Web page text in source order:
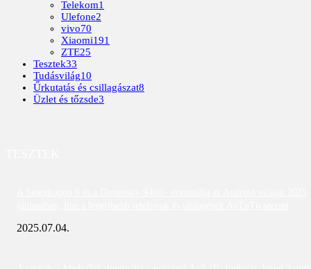
Telekom1
Ulefone2
vivo70
Xiaomi191
ZTE25
Tesztek33
Tudásvilág10
Űrkutatás és csillagászat8
Üzlet és tőzsde3
2025.07.04.